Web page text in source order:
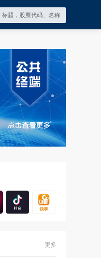
更多